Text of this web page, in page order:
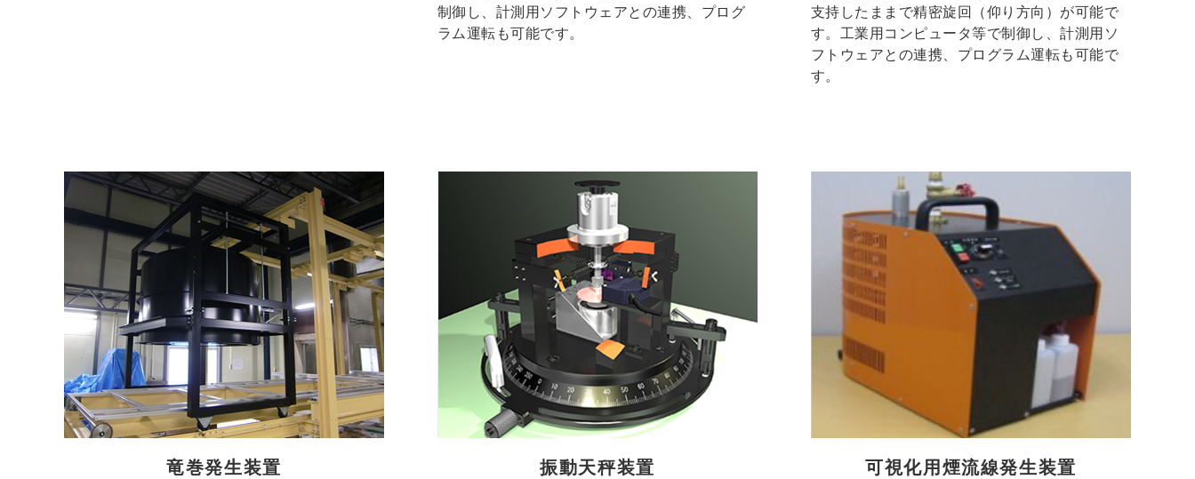
制御し、計測用ソフトウェアとの連携、プログ
ラム運転も可能です。
支持したままで精密旋回（仰り方向）が可能で
す。工業用コンピュータ等で制御し、計測用ソ
フトウェアとの連携、プログラム運転も可能で
す。
竜巻発生装置 振動天秤装置 可視化用煙流線発生装置